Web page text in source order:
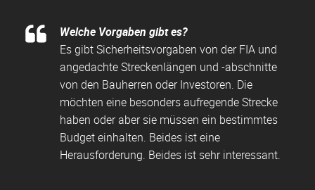
Welche Vorgaben gibt es?
Es gibt Sicherheitsvorgaben von der FIA und
angedachte Streckenlängen und -abschnitte
von den Bauherren oder Investoren. Die
möchten eine besonders aufregende Strecke
haben oder aber sie müssen ein bestimmtes
Budget einhalten. Beides ist eine
Herausforderung. Beides ist sehr interessant.